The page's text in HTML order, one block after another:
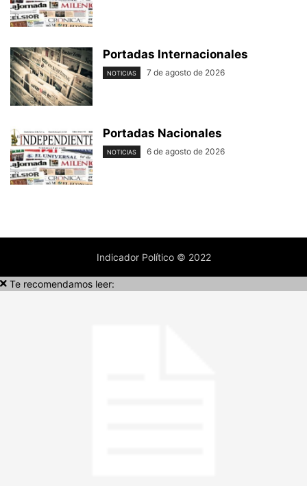
Portadas Internacionales
NOTICIAS 7 de agosto de 2026
Portadas Nacionales
NOTICIAS 6 de agosto de 2026
Indicador Político © 2022
Te recomendamos leer: